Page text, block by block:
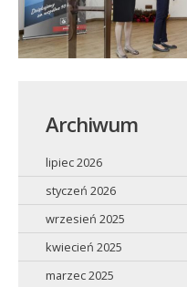
Archiwum
lipiec 2026
styczeń 2026
wrzesień 2025
kwiecień 2025
marzec 2025